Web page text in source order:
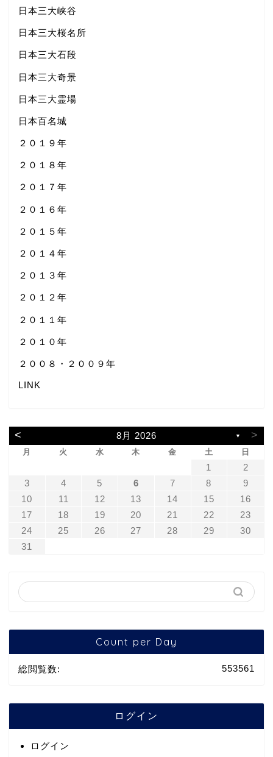
日本三大峡谷
日本三大桜名所
日本三大石段
日本三大奇景
日本三大霊場
日本百名城
２０１９年
２０１８年
２０１７年
２０１６年
２０１５年
２０１４年
２０１３年
２０１２年
２０１１年
２０１０年
２００８・２００９年
LINK
< 8月 2026 ▼ >
月 火 水 木 金 土 日
1
2
3
4 5 6 7 8
9
10
11 12 13 14 15
16
17
18 19 20 21 22
23
24
25 26 27 28 29
30
31
Count per Day
553561
総閲覧数:
ログイン
ログイン